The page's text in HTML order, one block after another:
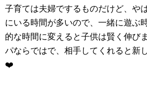
子育ては夫婦でするものだけど、や
にいる時間が多いので、一緒に遊ぶ
的な時間に変えると子供は賢く伸び
パならではで、相手してくれると新
❤️